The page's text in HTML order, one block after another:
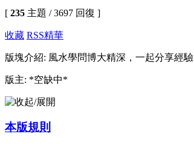
[ 235 主題 / 3697 回復 ]
收藏 RSS精華
版塊介紹: 風水學問博大精深，一起分享經驗
版主: *空缺中*
本版規則